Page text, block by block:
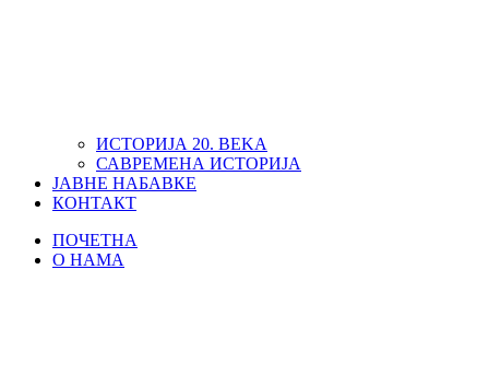
ИСТОРИЈА 20. ВЕKА
САВРЕМЕНА ИСТОРИЈА
ЈАВНЕ НАБАВКЕ
КОНТАКТ
ПОЧЕТНА
О НАМА